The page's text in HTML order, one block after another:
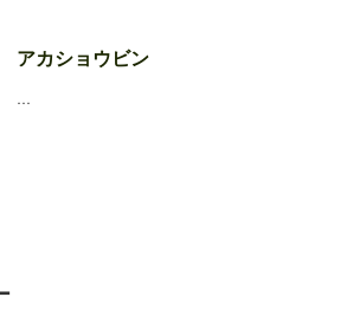
アカショウビン
…